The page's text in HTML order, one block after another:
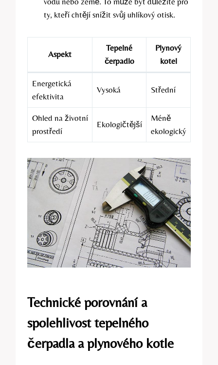
ty, kteří chtějí snížit svůj uhlíkový otisk.
Aspekt
Tepelné
čerpadlo
Plynový
kotel
Energetická
efektivita
Vysoká Střední
Ohled na životní
prostředí
Ekologičtější
Méně
ekologický
Technické porovnání a
spolehlivost tepelného
čerpadla a plynového kotle